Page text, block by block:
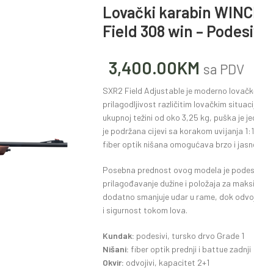
Lovački karabin
Field 308 win –
3,400.00KM sa PDV
SXR2 Field Adjustable je moderno
prilagodljivost različitim lovačkim
ukupnoj težini od oko 3,25 kg, puška je
je podržana cijevi sa korakom uvijanja
fiber optik nišana omogućava brzo i
Posebna prednost ovog modela je
prilagođavanje dužine i položaja za
dodatno smanjuje udar u rame, dok
i sigurnost tokom lova.
Kundak: podesivi, tursko drvo Grade 1
Nišani: fiber optik prednji i battue zadnji
Okvir: odvojivi, kapacitet 2+1